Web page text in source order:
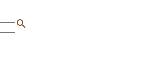
search